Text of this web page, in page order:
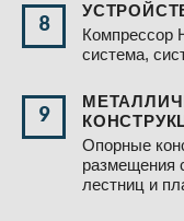
8
Компрессор
система,
9
Опорные
размещения
лестниц и